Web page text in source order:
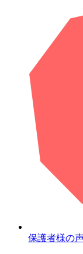
保護者様の